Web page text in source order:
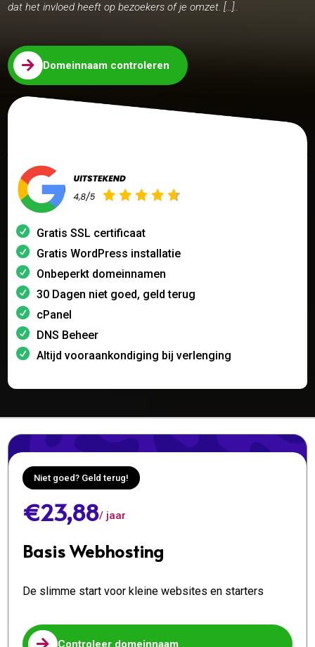
dat het invloed heeft op bezoekers of je omzet. […]..
 Domeinnaam controleren
Gratis SSL certificaat
Gratis WordPress installatie
Onbeperkt domeinnamen
30 Dagen niet goed, geld terug
cPanel
DNS Beheer
Altijd vooraankondiging bij verlenging
Niet goed? Geld terug!
€23,88/ jaar
Basis Webhosting
De slimme start voor kleine websites en starters
Controleer domeinnaam